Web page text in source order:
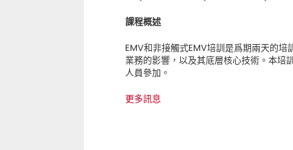
課程概述
EMV和非接觸式EMV培訓是爲期兩天的
業務的影響，以及其底層核心技術。本培
人員參加。
更多訊息